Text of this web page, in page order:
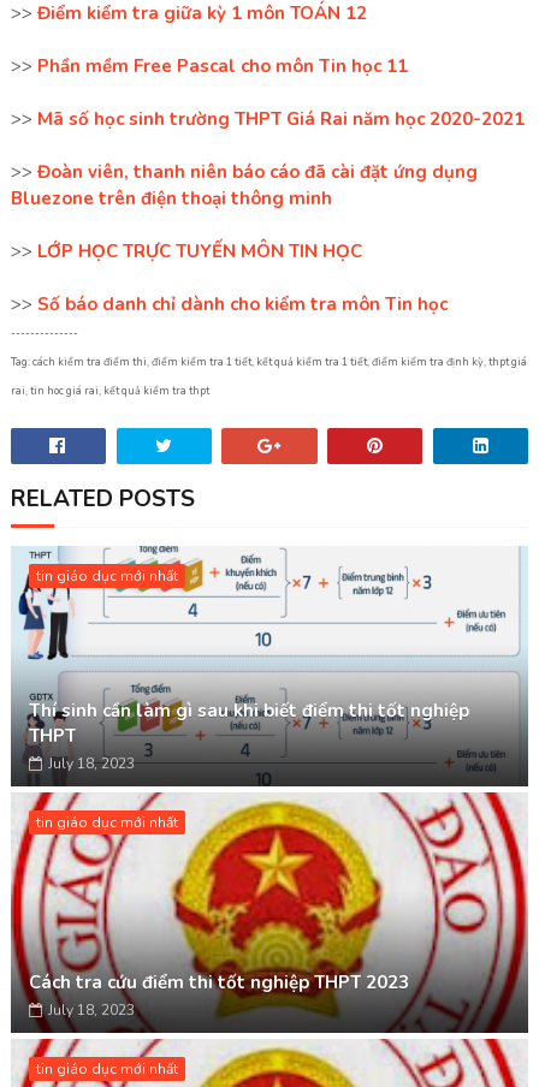
>>Điểm kiểm tra giữa kỳ 1 môn TOÁN 12
>> Phần mềm Free Pascal cho môn Tin học 11
>> Mã số học sinh trường THPT Giá Rai năm học 2020-2021
>>Đoàn viên, thanh niên báo cáo đã cài đặt ứng dụng
Bluezone trên điện thoại thông minh
>> LỚP HỌC TRỰC TUYẾN MÔN TIN HỌC
>> Số báo danh chỉ dành cho kiểm tra môn Tin học
--------------
Tag: cách kiểm tra điểm thi, điểm kiểm tra 1 tiết, kết quả kiểm tra 1 tiết, điểm kiểm tra định kỳ, thpt giá
rai, tin hoc giá rai, kết quả kiểm tra thpt
RELATED POSTS
tin giáo dục mới nhất
Thí sinh cần làm gì sau khi biết điểm thi tốt nghiệp
THPT
July 18, 2023
tin giáo dục mới nhất
Cách tra cứu điểm thi tốt nghiệp THPT 2023
July 18, 2023
tin giáo dục mới nhất